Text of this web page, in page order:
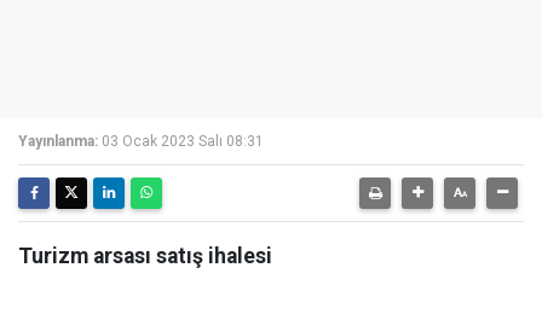
Yayınlanma: 03 Ocak 2023 Salı 08:31
Turizm arsası satış ihalesi